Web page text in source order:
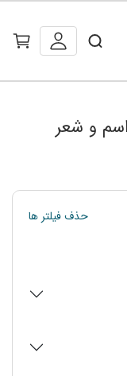
و شعر
حذف فیلتر ها